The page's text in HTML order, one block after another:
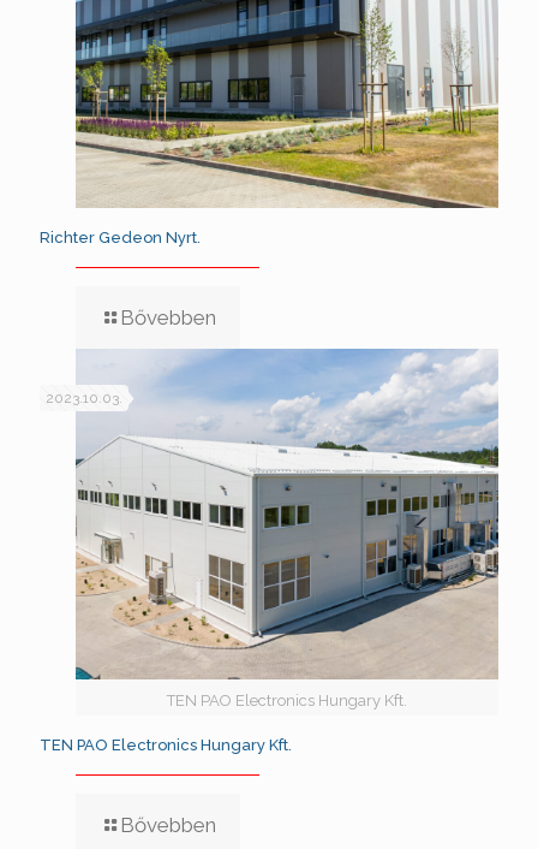
Richter Gedeon Nyrt.
Bővebben
TEN PAO Electronics Hungary Kft.
2023.10.03.
TEN PAO Electronics Hungary Kft.
Bővebben